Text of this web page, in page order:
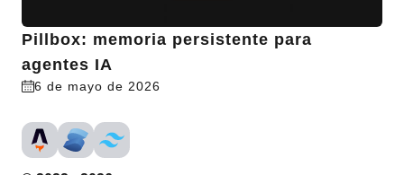
Pillbox: memoria persistente para
agentes IA
6 de mayo de 2026